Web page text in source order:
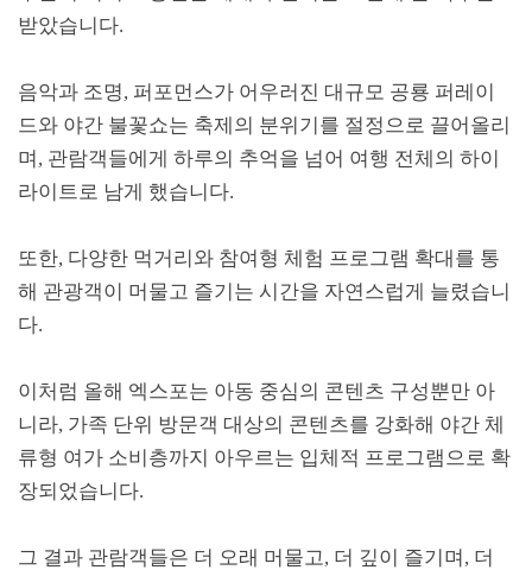
받았습니다.
음악과 조명, 퍼포먼스가 어우러진 대규모 공룡 퍼레이
드와 야간 불꽃쇼는 축제의 분위기를 절정으로 끌어올리
며 , 관람객들에게 하루의 추억을 넘어 여행 전체의 하이
라이트로 남게 했습니다.
또한, 다양한 먹거리와 참여형 체험 프로그램 확대를 통
해 관광객이 머물고 즐기는 시간을 자연스럽게 늘렸습니
다.
이처럼 올해 엑스포는 아동 중심의 콘텐츠 구성뿐만 아
니라, 가족 단위 방문객 대상의 콘텐츠를 강화해 야간 체
류형 여가 소비층까지 아우르는 입체적 프로그램으로 확
장되었습니다.
그 결과 관람객들은 더 오래 머물고, 더 깊이 즐기며 , 더